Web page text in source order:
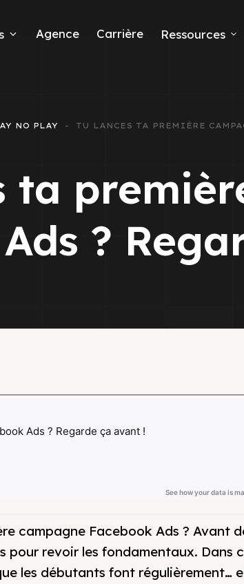
Agence Carrière Ressources
NO PLAY TU LANCES TA PREMIÈRE
ta
?
campagne Facebook Ads ? Avant
pour revoir les fondamentaux. Dans
les débutants font régulièrement…